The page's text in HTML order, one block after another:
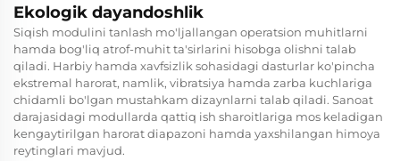
Ekologik dayandoshlik
Siqish modulini tanlash mo'ljallangan operatsion muhitlarni
hamda bog'liq atrof-muhit ta'sirlarini hisobga olishni talab
qiladi. Harbiy hamda xavfsizlik sohasidagi dasturlar ko'pincha
ekstremal harorat, namlik, vibratsiya hamda zarba kuchlariga
chidamli bo'lgan mustahkam dizaynlarni talab qiladi. Sanoat
darajasidagi modullarda qattiq ish sharoitlariga mos keladigan
kengaytirilgan harorat diapazoni hamda yaxshilangan himoya
reytinglari mavjud.